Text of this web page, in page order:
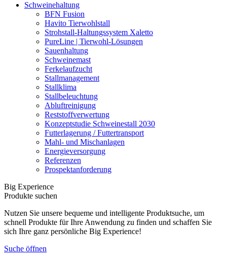
Schweinehaltung
BFN Fusion
Havito Tierwohlstall
Strohstall-Haltungssystem Xaletto
PureLine | Tierwohl-Lösungen
Sauenhaltung
Schweinemast
Ferkelaufzucht
Stallmanagement
Stallklima
Stallbeleuchtung
Abluftreinigung
Reststoffverwertung
Konzeptstudie Schweinestall 2030
Futterlagerung / Futtertransport
Mahl- und Mischanlagen
Energieversorgung
Referenzen
Prospektanforderung
Big Experience
Produkte suchen
Nutzen Sie unsere bequeme und intelligente Produktsuche, um
schnell Produkte für Ihre Anwendung zu finden und schaffen Sie
sich Ihre ganz persönliche Big Experience!
Suche öffnen